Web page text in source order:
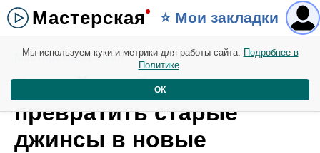
Мастерская ⭐️ Мои закладки
Мастерская. 14 мая
8 идей чтобы
превратить старые
джинсы в новые
Мы используем куки и метрики для работы сайта. Подробнее в
Политике.
ОК